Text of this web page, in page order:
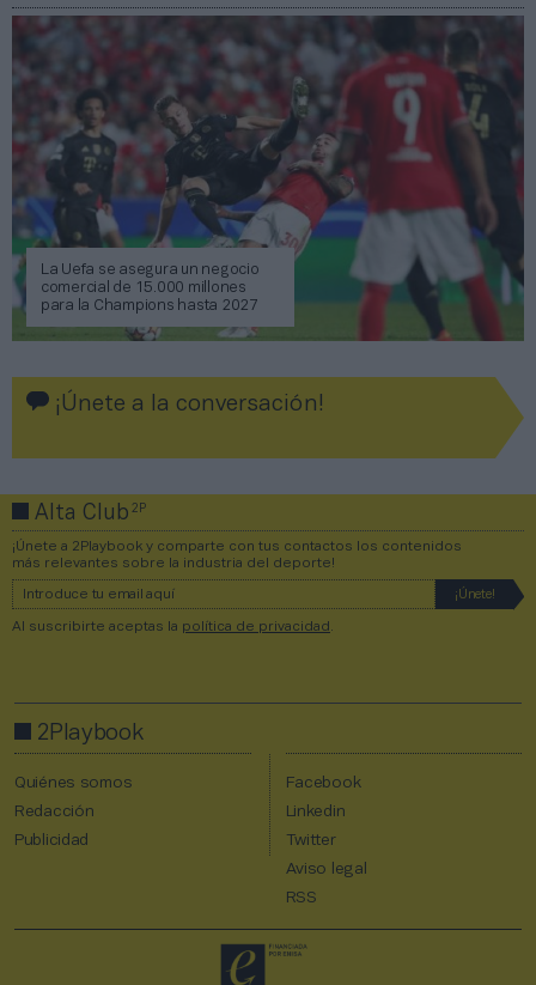
La Uefa se asegura un negocio
comercial de 15.000 millones
para la Champions hasta 2027
¡Únete a la conversación!
Alta Club2P
¡Únete a 2Playbook y comparte con tus contactos los contenidos
más relevantes sobre la industria del deporte!
Al suscribirte aceptas la política de privacidad .
2Playbook
Quiénes somos
Redacción
Publicidad
Facebook
Linkedin
Twitter
Aviso legal
RSS